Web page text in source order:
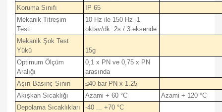
Koruma Sınıfı
IP 65
Mekanik Titreşim
Testi
10 Hz ile 150 Hz -1
oktav/dk. 2s / 3 eksende
Mekanik Şok Test
Yükü
15g
Optimum Ölçüm
Aralığı
0,1 x PN ve 0,75 x PN
arasında
Aşırı Basınç Sınırı
≤40 bar PN x 1.25
Akışkan Sıcaklığı
Azami + 60 °C
Azami + 120 °C
Depolama Sıcaklıkları
-40 ... +70 °C